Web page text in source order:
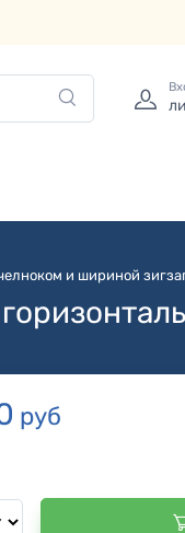
и шириной
руб